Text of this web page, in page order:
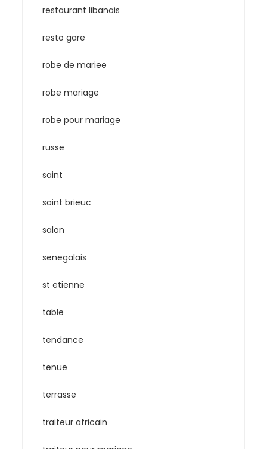
restaurant libanais
resto gare
robe de mariee
robe mariage
robe pour mariage
russe
saint
saint brieuc
salon
senegalais
st etienne
table
tendance
tenue
terrasse
traiteur africain